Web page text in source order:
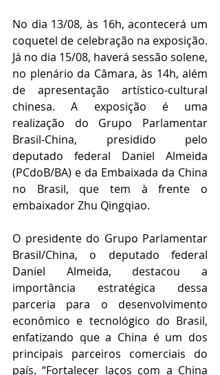
No dia 13/08, às 16h, acontecerá um
coquetel de celebração na exposição.
Já no dia 15/08, haverá sessão solene,
no plenário da Câmara, às 14h, além
de apresentação artístico-cultural
chinesa. A exposição é uma
realização do Grupo Parlamentar
Brasil-China, presidido pelo
deputado federal Daniel Almeida
(PCdoB/BA) e da Embaixada da China
no Brasil, que tem à frente o
embaixador Zhu Qingqiao.
O presidente do Grupo Parlamentar
Brasil/China, o deputado federal
Daniel Almeida, destacou a
importância estratégica dessa
parceria para o desenvolvimento
econômico e tecnológico do Brasil,
enfatizando que a China é um dos
principais parceiros comerciais do
país. “Fortalecer laços com a China